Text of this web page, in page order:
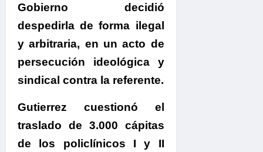
Gobierno decidió
despedirla de forma ilegal
y arbitraria, en un acto de
persecución ideológica y
sindical contra la referente.
Gutierrez cuestionó el
traslado de 3.000 cápitas
de los policlínicos I y II